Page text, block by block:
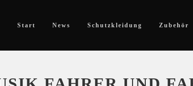
Start News Schutzkleidung Zubehör